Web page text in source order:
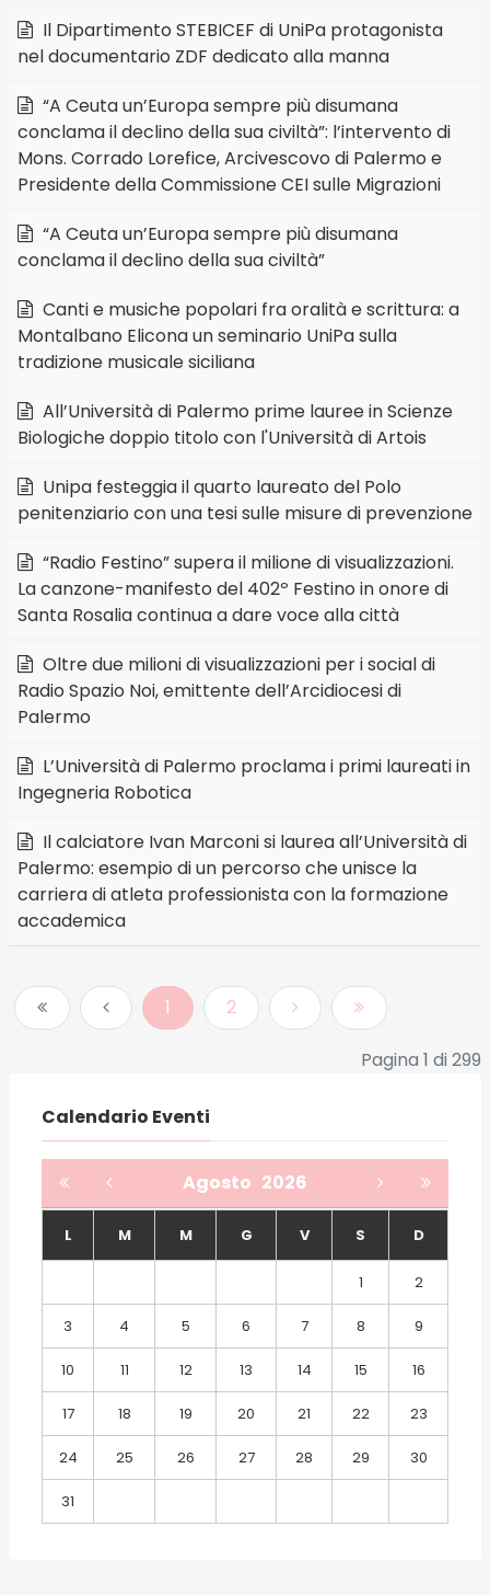
Il Dipartimento STEBICEF di UniPa protagonista
nel documentario ZDF dedicato alla manna
“A Ceuta un’Europa sempre più disumana
conclama il declino della sua civiltà”: l’intervento di
Mons. Corrado Lorefice, Arcivescovo di Palermo e
Presidente della Commissione CEI sulle Migrazioni
“A Ceuta un’Europa sempre più disumana
conclama il declino della sua civiltà”
Canti e musiche popolari fra oralità e scrittura: a
Montalbano Elicona un seminario UniPa sulla
tradizione musicale siciliana
All’Università di Palermo prime lauree in Scienze
Biologiche doppio titolo con l'Università di Artois
Unipa festeggia il quarto laureato del Polo
penitenziario con una tesi sulle misure di prevenzione
“Radio Festino” supera il milione di visualizzazioni.
La canzone-manifesto del 402º Festino in onore di
Santa Rosalia continua a dare voce alla città
Oltre due milioni di visualizzazioni per i social di
Radio Spazio Noi, emittente dell’Arcidiocesi di
Palermo
L’Università di Palermo proclama i primi laureati in
Ingegneria Robotica
Il calciatore Ivan Marconi si laurea all’Università di
Palermo: esempio di un percorso che unisce la
carriera di atleta professionista con la formazione
accademica
1 2
Pagina 1 di 299
Calendario Eventi
Agosto 2026
L M M G V S D
1 2
3 4 5 6 7 8 9
10 11 12 13 14 15 16
17 18 19 20 21 22 23
24 25 26 27 28 29 30
31